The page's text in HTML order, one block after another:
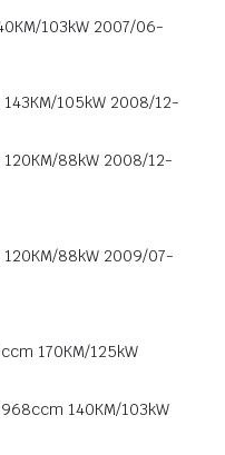
103kW 2007/06-
143KM/105kW 2008/12-
120KM/88kW 2008/12-
120KM/88kW 2009/07-
170KM/125kW
140KM/103kW